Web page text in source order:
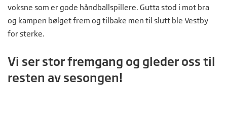
voksne som er gode håndballspillere. Gutta stod i mot bra
og kampen bølget frem og tilbake men til slutt ble Vestby
for sterke.
Vi ser stor fremgang og gleder oss til
resten av sesongen!